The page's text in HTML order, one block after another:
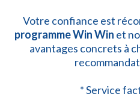
Votre confiance est
programme Win Win et
avantages concrets à
* Service